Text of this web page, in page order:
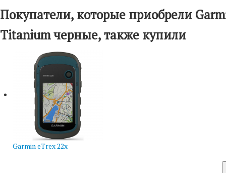
Покупатели, которые приобрели
Titanium черные, также купили
Garmin eTrex 22x